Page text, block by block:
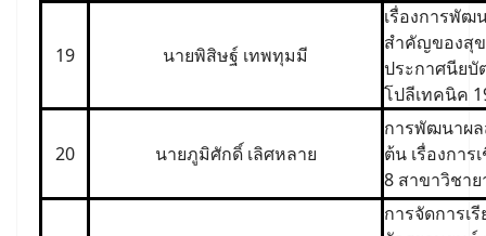
19 นายพิสิษฐ์ เทพทุมมี
เรื่องการพัฒ
สำคัญของสุข
ประกาศนียบั
โปลีเทคนิค
20 นายภูมิศักดิ์ เลิศหลาย
การพัฒนาผล
ต้น เรื่องกา
8 สาขาวิชา
การจัดการเ